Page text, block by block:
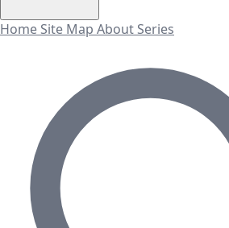
Home Site Map About Series